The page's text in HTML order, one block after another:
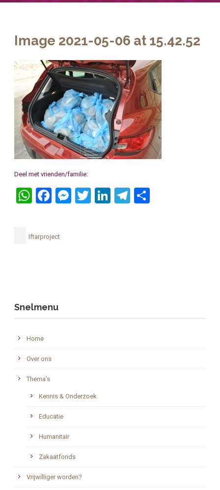
Image 2021-05-06 at 15.42.52
Deel met vrienden/familie:
WhatsApp
Facebook
Messenger
Twitter
LinkedIn
Telegram
Iftarproject
Snelmenu
Home
Over ons
Thema’s
Kennis & Onderzoek
Educatie
Humanitair
Zakaatfonds
Vrijwilliger worden?